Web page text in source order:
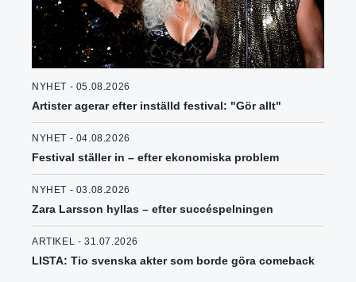
NYHET - 05.08.2026
Artister agerar efter inställd festival: "Gör allt"
NYHET - 04.08.2026
Festival ställer in – efter ekonomiska problem
NYHET - 03.08.2026
Zara Larsson hyllas – efter succéspelningen
ARTIKEL - 31.07.2026
LISTA: Tio svenska akter som borde göra comeback